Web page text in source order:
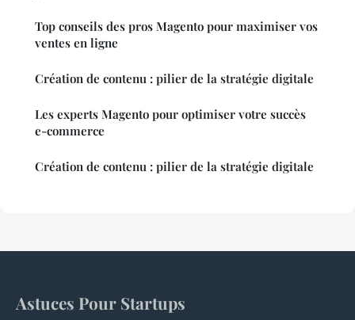
Top conseils des pros Magento pour maximiser vos
ventes en ligne
Création de contenu : pilier de la stratégie digitale
Les experts Magento pour optimiser votre succès
e-commerce
Création de contenu : pilier de la stratégie digitale
Astuces Pour Startups